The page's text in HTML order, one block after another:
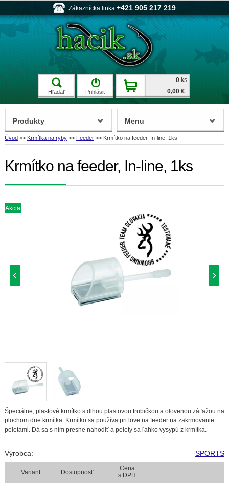
Zákaznícka linka +421 905 217 219
Hľadať Prihlásiť
0 ks
0,00 €
Úvod >> Krmítka na ryby >> Feeder >> Krmítko na feeder, In-line, 1ks
Krmítko na feeder, In-line, 1ks
Akcia
Špeciálne, plastové krmítko s dlhou plastovou trubičkou a olovenou záťažou na
plochom dne krmítka. Krmítko sa používa pri love na feeder na zakrmovanie
peletami. Dá sa s ním presne nahodiť a pelety sa ľahko vysypú z krmítka.
Výrobca: SPORTS
Variant Dostupnosť
Cena
s DPH
Produkty Menu